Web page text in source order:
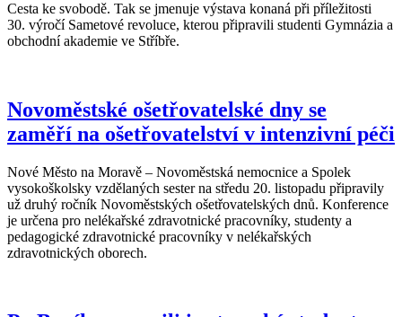
Cesta ke svobodě. Tak se jmenuje výstava konaná při příležitosti
30. výročí Sametové revoluce, kterou připravili studenti Gymnázia a
obchodní akademie ve Stříbře.
Novoměstské ošetřovatelské dny se
zaměří na ošetřovatelství v intenzivní péči
Nové Město na Moravě – Novoměstská nemocnice a Spolek
vysokoškolsky vzdělaných sester na středu 20. listopadu připravily
už druhý ročník Novoměstských ošetřovatelských dnů. Konference
je určena pro nelékařské zdravotnické pracovníky, studenty a
pedagogické zdravotnické pracovníky v nelékařských
zdravotnických oborech.